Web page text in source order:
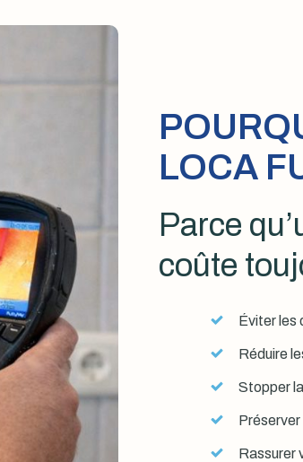
LOCA
Parce
coûte
Éviter les
Réduire
Stopper
Rassurer